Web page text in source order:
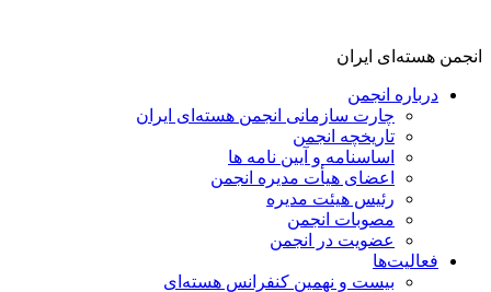
انجمن هسته‌ای ایران
درباره انجمن
چارت سازمانی انجمن هسته‌ای ایران
تاریخچه انجمن
اساسنامه و آیین نامه ها
اعضای هیأت مدیره انجمن
رئیس هیئت مدیره
مصوبات انجمن
عضویت در انجمن
فعالیت‌ها
بیست و نهمین کنفرانس هسته‌ای